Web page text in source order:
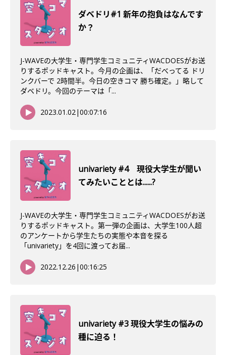
ダベドリ#1 新年の抱負はなんです
か？
J-WAVEの大学生・専門学生コミュニティWACDOESがお送
りするポッドキャスト。今月の企画は、「だべってる ドリ
ンクバーで 2時間半。今日の空きコマ 勝ち確定。」略して
ダベドリ。今回のテーマは「...
2023.01.02|00:07:16
univariety #4 現役大学生が聞い
てみたいこととは......?
J-WAVEの大学生・専門学生コミュニティWACDOESがお送
りするポッドキャスト。第一弾の企画は、大学生100人超
のアンケートから学生たちの実態や本音を探る
「univariety」を4回に渡ってお届...
2022.12.26 |00:16:25
univariety #3 現役大学生の悩みの
種に迫る！